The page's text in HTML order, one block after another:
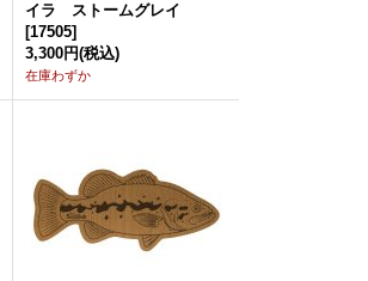
イラ ストームグレイ
[17505]
3,300円(税込)
在庫わずか